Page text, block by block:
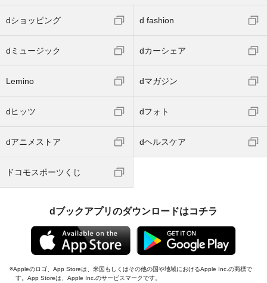
dショッピング d fashion
dミュージック dカーシェア
Lemino dマガジン
dヒッツ dフォト
dアニメストア dヘルスケア
ドコモスポーツくじ
dブックアプリのダウンロードはコチラ
Appleのロゴ、App Storeは、米国もしくはその他の国や地域におけるApple Inc.の商標で
す。App Storeは、Apple Inc.のサービスマークです。